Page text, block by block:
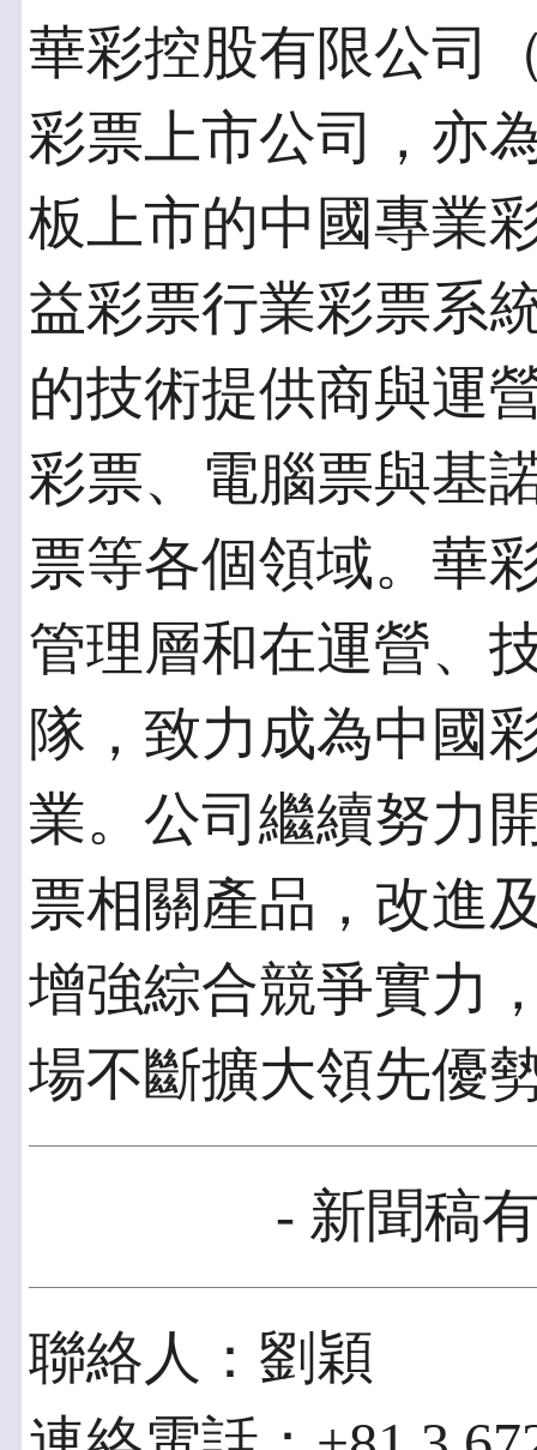
華彩控股有限公司
彩票上市公司，亦
板上市的中國專業
益彩票行業彩票系
的技術提供商與運
彩票、電腦票與基
票等各個領域。華
管理層和在運營、
隊，致力成為中國
業。公司繼續努力
票相關產品，改進
增強綜合競爭實力
場不斷擴大領先優
- 新聞稿
聯絡人：劉穎